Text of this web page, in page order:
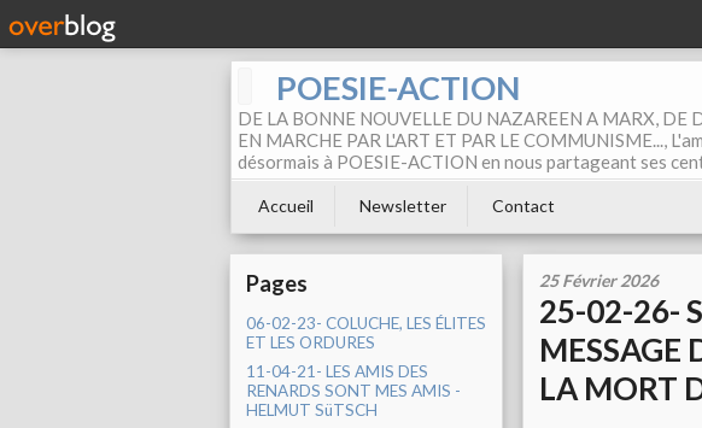
POESIE-ACTION
DE LA BONNE NOUVELLE DU NAZAREEN A MARX,
EN MARCHE PAR L'ART ET PAR LE COMMUNISME...,
désormais à POESIE-ACTION en nous partageant ses
Accueil Newsletter Contact
Pages
06-02-23- COLUCHE, LES ÉLITES
ET LES ORDURES
11-04-21- LES AMIS DES
RENARDS SONT MES AMIS -
HELMUT SüTSCH
25 Février 2026
25-02-26-
MESSAGE
LA MORT